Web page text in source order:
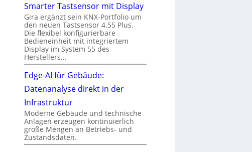
Smarter Tastsensor mit Display
Gira ergänzt sein KNX-Portfolio um
den neuen Tastsensor 4.55 Plus.
Die flexibel konfigurierbare
Bedieneinheit mit integriertem
Display im System 55 des
Herstellers…
Edge-AI für Gebäude:
Datenanalyse direkt in der
Infrastruktur
Moderne Gebäude und technische
Anlagen erzeugen kontinuierlich
große Mengen an Betriebs- und
Zustandsdaten.